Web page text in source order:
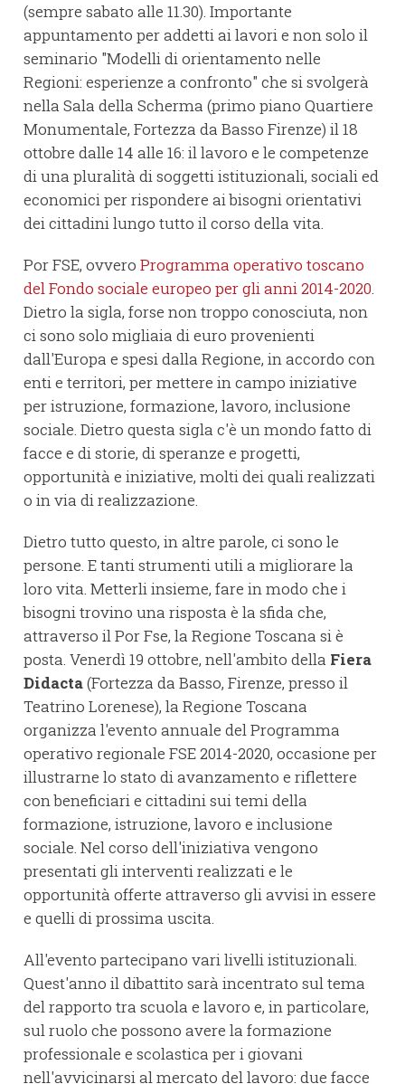
(sempre sabato alle 11.30). Importante
appuntamento per addetti ai lavori e non solo il
seminario "Modelli di orientamento nelle
Regioni: esperienze a confronto" che si svolgerà
nella Sala della Scherma (primo piano Quartiere
Monumentale, Fortezza da Basso Firenze) il 18
ottobre dalle 14 alle 16: il lavoro e le competenze
di una pluralità di soggetti istituzionali, sociali ed
economici per rispondere ai bisogni orientativi
dei cittadini lungo tutto il corso della vita.
Por FSE, ovvero Programma operativo toscano
del Fondo sociale europeo per gli anni 2014-2020.
Dietro la sigla, forse non troppo conosciuta, non
ci sono solo migliaia di euro provenienti
dall'Europa e spesi dalla Regione, in accordo con
enti e territori, per mettere in campo iniziative
per istruzione, formazione, lavoro, inclusione
sociale. Dietro questa sigla c'è un mondo fatto di
facce e di storie, di speranze e progetti,
opportunità e iniziative, molti dei quali realizzati
o in via di realizzazione.
Dietro tutto questo, in altre parole, ci sono le
persone. E tanti strumenti utili a migliorare la
loro vita. Metterli insieme, fare in modo che i
bisogni trovino una risposta è la sfida che,
attraverso il Por Fse, la Regione Toscana si è
posta. Venerdì 19 ottobre, nell'ambito della Fiera
Didacta(Fortezza da Basso, Firenze, presso il
Teatrino Lorenese), la Regione Toscana
organizza l'evento annuale del Programma
operativo regionale FSE 2014-2020, occasione per
illustrarne lo stato di avanzamento e riflettere
con beneficiari e cittadini sui temi della
formazione, istruzione, lavoro e inclusione
sociale. Nel corso dell'iniziativa vengono
presentati gli interventi realizzati e le
opportunità offerte attraverso gli avvisi in essere
e quelli di prossima uscita.
All'evento partecipano vari livelli istituzionali.
Quest'anno il dibattito sarà incentrato sul tema
del rapporto tra scuola e lavoro e, in particolare,
sul ruolo che possono avere la formazione
professionale e scolastica per i giovani
nell'avvicinarsi al mercato del lavoro: due facce